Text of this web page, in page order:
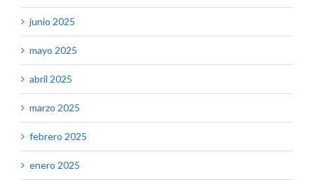
junio 2025
mayo 2025
abril 2025
marzo 2025
febrero 2025
enero 2025